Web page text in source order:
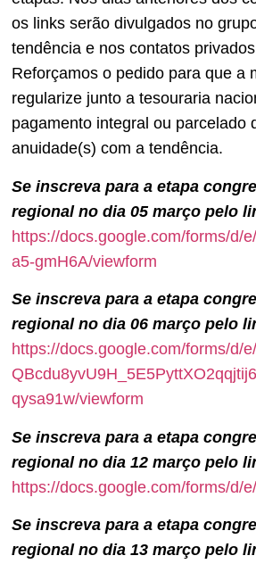
os links serão divulgados no
tendência e nos contatos
Reforçamos o pedido para que a
regularize junto a tesouraria
pagamento integral ou parcelado
anuidade(s) com a tendência.
Se inscreva para a etapa
regional no dia 05 março pelo
https://docs.google.com/forms/d/
a5-gmH6A/viewform
Se inscreva para a etapa
regional no dia 06 março pelo
https://docs.google.com/forms/d/
qysa91w/viewform
Se inscreva para a etapa
regional no dia 12 março pelo
https://docs.google.com/forms/d/
Se inscreva para a etapa
regional no dia 13 março pelo